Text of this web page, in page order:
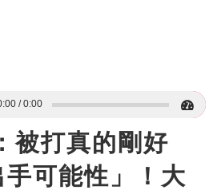
0:00
被打真的剛好
可能性」！大